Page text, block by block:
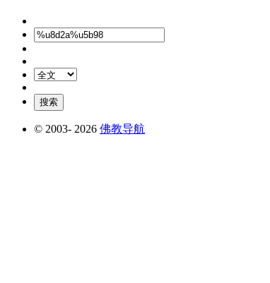
© 2003- 2026 佛教导航